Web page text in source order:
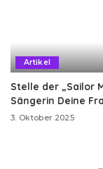
Artikel
Stelle der „Sailor
Sängerin Deine
3. Oktober 2025